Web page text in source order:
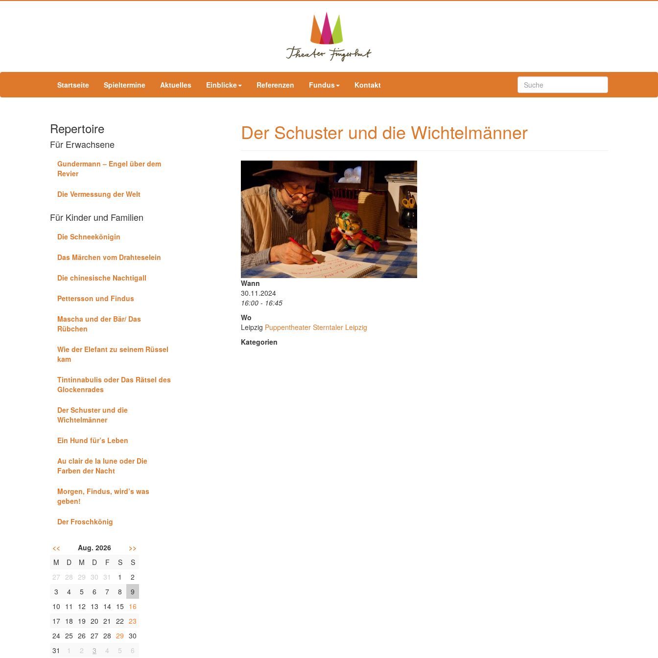
Startseite Spieltermine Aktuelles Einblicke Referenzen Fundus Kontakt
Repertoire
Für Erwachsene
Gundermann – Engel über dem
Revier
Die Vermessung der Welt
Für Kinder und Familien
Die Schneekönigin
Das Märchen vom Drahteselein
Die chinesische Nachtigall
Pettersson und Findus
Mascha und der Bär/ Das
Rübchen
Wie der Elefant zu seinem Rüssel
kam
Tintinnabulis oder Das Rätsel des
Glockenrades
Der Schuster und die
Wichtelmänner
Ein Hund für’s Leben
Au clair de la lune oder Die
Farben der Nacht
Morgen, Findus, wird’s was
geben!
Der Froschkönig
<< Aug. 2026
>>
M
D M D F S
S
27 28 29 30 31 1
2
3
4 5 6 7 8
9
10 11 12 13 14 15 16
17 18 19 20 21 22 23
24 25 26 27 28 29 30
31
1 2 3 4 5 6
Der Schuster und die Wichtelmänner
Wann
30.11.2024
16:00 - 16:45
Wo
Leipzig Puppentheater Sterntaler Leipzig
Kategorien